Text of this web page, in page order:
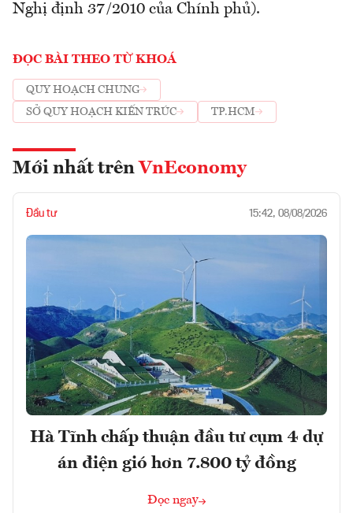
Nghị định 37/2010 của Chính phủ).
ĐỌC BÀI THEO TỪ KHOÁ
QUY HOẠCH CHUNG
SỞ QUY HOẠCH KIẾN TRÚC
TP.HCM
Mới nhất trên VnEconomy
Đầu tư 15:42, 08/08/2026
Hà Tĩnh chấp thuận đầu tư cụm 4 dự
án điện gió hơn 7.800 tỷ đồng
Đọc ngay